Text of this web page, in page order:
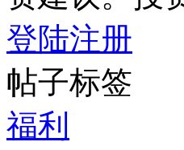
登陆注册
帖子标签
福利